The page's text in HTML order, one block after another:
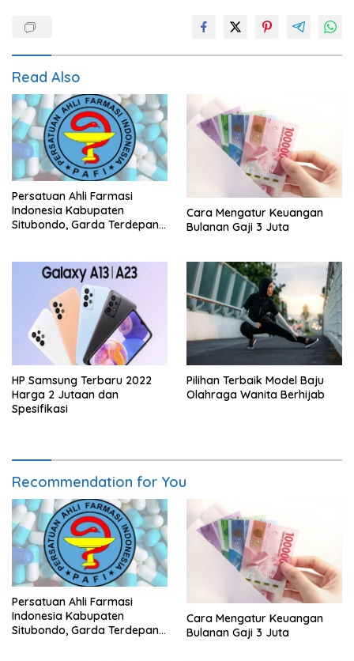
Read Also
Persatuan Ahli Farmasi
Indonesia Kabupaten
Situbondo, Garda Terdepan
Cara Mengatur Keuangan
Bulanan Gaji 3 Juta
HP Samsung Terbaru 2022
Harga 2 Jutaan dan
Spesifikasi
Pilihan Terbaik Model Baju
Olahraga Wanita Berhijab
Recommendation for You
Persatuan Ahli Farmasi
Indonesia Kabupaten
Situbondo, Garda Terdepan
Cara Mengatur Keuangan
Bulanan Gaji 3 Juta